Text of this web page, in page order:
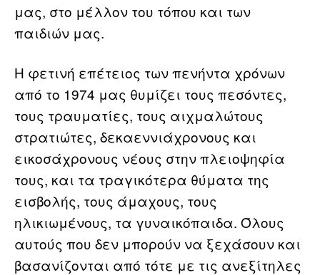
μας, στο μέλλον του τόπου και των
παιδιών μας.
Η φετινή επέτειος των πενήντα χρόνων
από το 1974 μας θυμίζει τους πεσόντες,
τους τραυματίες, τους αιχμαλώτους
στρατιώτες, δεκαεννιάχρονους και
εικοσάχρονους νέους στην πλειοψηφία
τους, και τα τραγικότερα θύματα της
εισβολής, τους άμαχους, τους
ηλικιωμένους, τα γυναικόπαιδα. Όλους
αυτούς που δεν μπορούν να ξεχάσουν και
βασανίζονται από τότε με τις ανεξίτηλες